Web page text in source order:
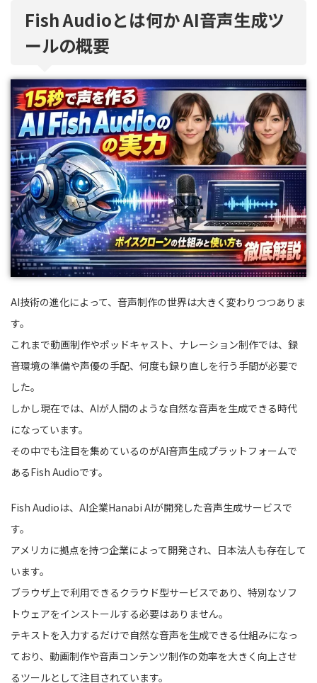
Fish Audioとは何か AI音声生成ツ
ールの概要
AI技術の進化によって、音声制作の世界は大きく変わりつつありま
す。
これまで動画制作やポッドキャスト、ナレーション制作では、録
音環境の準備や声優の手配、何度も録り直しを行う手間が必要で
した。
しかし現在では、AIが人間のような自然な音声を生成できる時代
になっています。
その中でも注目を集めているのがAI音声生成プラットフォームで
あるFish Audioです。
Fish Audioは、AI企業Hanabi AIが開発した音声生成サービスで
す。
アメリカに拠点を持つ企業によって開発され、日本法人も存在して
います。
ブラウザ上で利用できるクラウド型サービスであり、特別なソフ
トウェアをインストールする必要はありません。
テキストを入力するだけで自然な音声を生成できる仕組みになっ
ており、動画制作や音声コンテンツ制作の効率を大きく向上させ
るツールとして注目されています。